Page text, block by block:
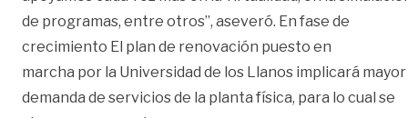
de programas, entre otros”, aseveró. En fase de
crecimiento El plan de renovación puesto en
marcha por la Universidad de los Llanos implicará mayor
demanda de servicios de la planta física, para lo cual se